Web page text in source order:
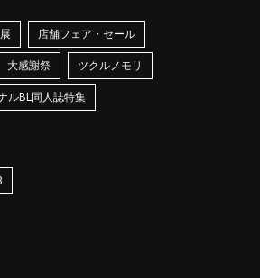
店舗フェア・セール
大感謝祭 ツクルノモリ
ルBL同人誌特集